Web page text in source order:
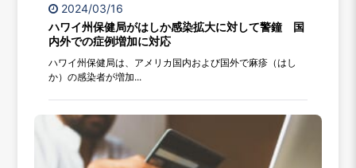
2024/03/16
ハワイ州保健局がはしか感染拡大に対して警鐘 国
内外での症例増加に対応
ハワイ州保健局は、アメリカ国内および国外で麻疹（はし
か）の感染者が増加...